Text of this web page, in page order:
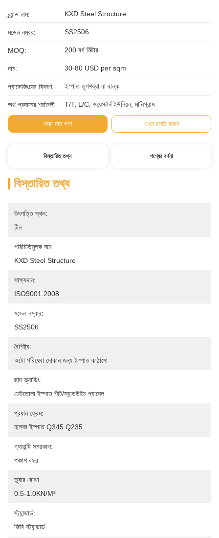
ব্র্যান্ড নাম: KXD Steel Structure
মডেল নম্বর: SS2506
MOQ: 200 বর্গ মিটার
দাম: 30-80 USD per sqm
প্যাকেজিংয়ের বিবরণ: ইস্পাত তৃণশয্যা বা বাল্ক
অর্থ প্রদানের শর্তাবলী: T/T, L/C, ওয়েস্টার্ন ইউনিয়ন, মানিগ্রাম
সেরা দাম পান এখন চ্যাট করুন
বিস্তারিত তথ্য পণ্যের বর্ণনা
বিস্তারিত তথ্য
উৎপত্তি স্থল:
চীন
পরিচিতিমুলক নাম:
KXD Steel Structure
সাক্ষ্যদান:
ISO9001:2008
মডেল নম্বার:
SS2506
বৈশিষ্ট্য:
অটো পরিষেবা দোকান জন্য ইস্পাত কাঠামো
ছাদ ক্ল্যাডিং:
ঢেউতোলা ইস্পাত শীট/স্যান্ডউইচ প্যানেল
প্রধান ফ্রেম:
হালকা ইস্পাত Q345 Q235
গ্যারান্টি সময়কাল:
পঞ্চাশ বছর
তুষার বোঝা:
0.5-1.0KN/m²
স্ট্যান্ডার্ড:
জিবি স্ট্যান্ডার্ড